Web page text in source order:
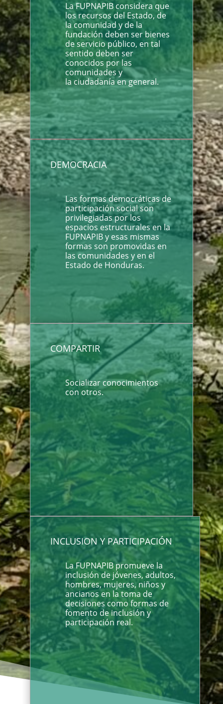
La FUPNAPIB considera que
los recursos del Estado, de
la comunidad y de la
fundación deben ser bienes
de servicio público, en tal
sentido deben ser
conocidos por las
comunidades y
la ciudadanía en general.
DEMOCRACIA
Las formas democráticas de
participación social son
privilegiadas por los
espacios estructurales en la
FUPNAPIB y esas mismas
formas son promovidas en
las comunidades y en el
Estado de Honduras.
COMPARTIR
Socializar conocimientos
con otros.
INCLUSION Y PARTICIPACIÓN
La FUPNAPIB promueve la
inclusión de jóvenes, adultos,
hombres, mujeres, niños y
ancianos en la toma de
decisiones como formas de
fomento de inclusión y
participación real.